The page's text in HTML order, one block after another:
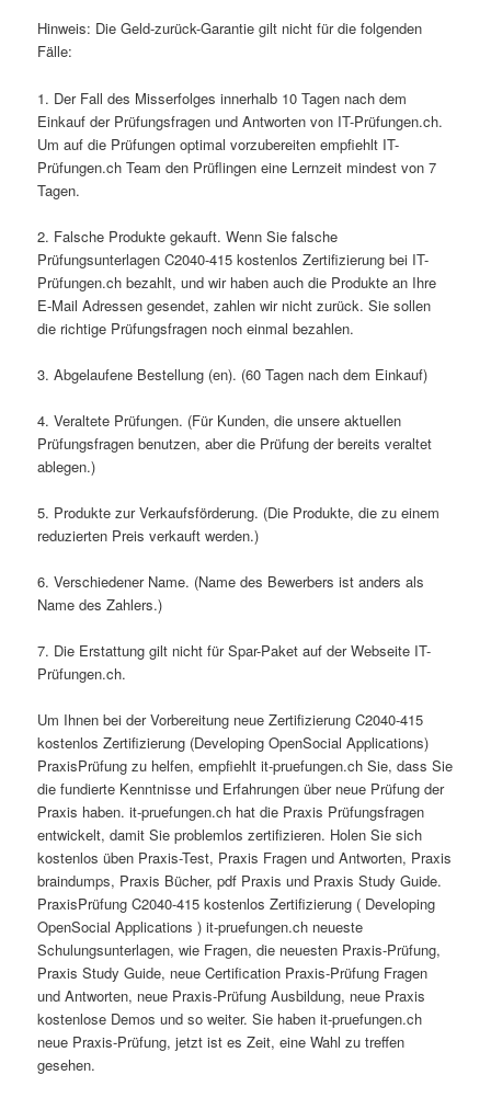
Hinweis: Die Geld-zurück-Garantie gilt nicht für die folgenden
Fälle:
1. Der Fall des Misserfolges innerhalb 10 Tagen nach dem
Einkauf der Prüfungsfragen und Antworten von IT-Prüfungen.ch.
Um auf die Prüfungen optimal vorzubereiten empfiehlt IT-
Prüfungen.ch Team den Prüflingen eine Lernzeit mindest von 7
Tagen.
2. Falsche Produkte gekauft. Wenn Sie falsche
Prüfungsunterlagen C2040-415 kostenlos Zertifizierung bei IT-
Prüfungen.ch bezahlt, und wir haben auch die Produkte an Ihre
E-Mail Adressen gesendet, zahlen wir nicht zurück. Sie sollen
die richtige Prüfungsfragen noch einmal bezahlen.
3. Abgelaufene Bestellung (en). (60 Tagen nach dem Einkauf)
4. Veraltete Prüfungen. (Für Kunden, die unsere aktuellen
Prüfungsfragen benutzen, aber die Prüfung der bereits veraltet
ablegen.)
5. Produkte zur Verkaufsförderung. (Die Produkte, die zu einem
reduzierten Preis verkauft werden.)
6. Verschiedener Name. (Name des Bewerbers ist anders als
Name des Zahlers.)
7. Die Erstattung gilt nicht für Spar-Paket auf der Webseite IT-
Prüfungen.ch.
Um Ihnen bei der Vorbereitung neue Zertifizierung C2040-415
kostenlos Zertifizierung (Developing OpenSocial Applications)
PraxisPrüfung zu helfen, empfiehlt it-pruefungen.ch Sie, dass Sie
die fundierte Kenntnisse und Erfahrungen über neue Prüfung der
Praxis haben. it-pruefungen.ch hat die Praxis Prüfungsfragen
entwickelt, damit Sie problemlos zertifizieren. Holen Sie sich
kostenlos üben Praxis-Test, Praxis Fragen und Antworten, Praxis
braindumps, Praxis Bücher, pdf Praxis und Praxis Study Guide.
PraxisPrüfung C2040-415 kostenlos Zertifizierung ( Developing
OpenSocial Applications ) it-pruefungen.ch neueste
Schulungsunterlagen, wie Fragen, die neuesten Praxis-Prüfung,
Praxis Study Guide, neue Certification Praxis-Prüfung Fragen
und Antworten, neue Praxis-Prüfung Ausbildung, neue Praxis
kostenlose Demos und so weiter. Sie haben it-pruefungen.ch
neue Praxis-Prüfung, jetzt ist es Zeit, eine Wahl zu treffen
gesehen.